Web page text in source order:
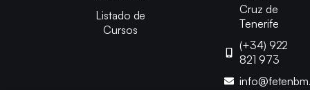
Listado de
Cursos
Cruz de
Tenerife
(+34) 922
821 973